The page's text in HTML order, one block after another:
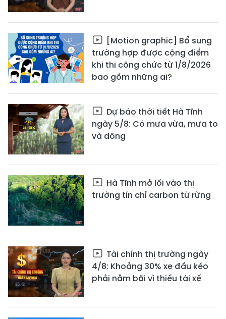
[Motion graphic] Bổ sung
trường hợp được cộng điểm
khi thi công chức từ 1/8/2026
bao gồm những ai?
Dự báo thời tiết Hà Tĩnh
ngày 5/8: Có mưa vừa, mưa to
và dông
Hà Tĩnh mở lối vào thị
trường tín chỉ carbon từ rừng
Tài chính thị trường ngày
4/8: Khoảng 30% xe đầu kéo
phải nằm bãi vì thiếu tài xế